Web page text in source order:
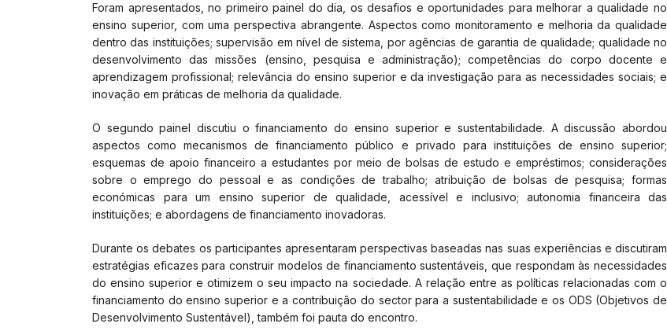
Foram apresentados, no primeiro painel do dia, os desafios e oportunidades para melhorar a qualidade no
ensino superior, com uma perspectiva abrangente. Aspectos como monitoramento e melhoria da qualidade
dentro das instituições; supervisão em nível de sistema, por agências de garantia de qualidade; qualidade no
desenvolvimento das missões (ensino, pesquisa e administração); competências do corpo docente e
aprendizagem profissional; relevância do ensino superior e da investigação para as necessidades sociais; e
inovação em práticas de melhoria da qualidade.
O segundo painel discutiu o financiamento do ensino superior e sustentabilidade. A discussão abordou
aspectos como mecanismos de financiamento público e privado para instituições de ensino superior;
esquemas de apoio financeiro a estudantes por meio de bolsas de estudo e empréstimos; considerações
sobre o emprego do pessoal e as condições de trabalho; atribuição de bolsas de pesquisa; formas
económicas para um ensino superior de qualidade, acessível e inclusivo; autonomia financeira das
instituições; e abordagens de financiamento inovadoras.
Durante os debates os participantes apresentaram perspectivas baseadas nas suas experiências e discutiram
estratégias eficazes para construir modelos de financiamento sustentáveis, que respondam às necessidades
do ensino superior e otimizem o seu impacto na sociedade. A relação entre as políticas relacionadas com o
financiamento do ensino superior e a contribuição do sector para a sustentabilidade e os ODS (Objetivos de
Desenvolvimento Sustentável), também foi pauta do encontro.